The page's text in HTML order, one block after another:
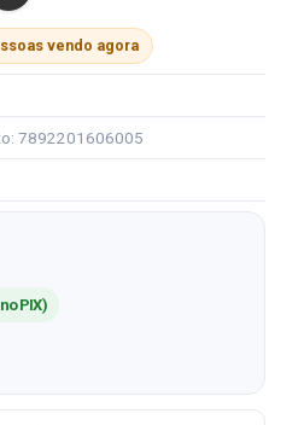
vendo agora
7892201606005
PIX)